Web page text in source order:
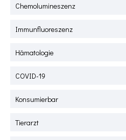
Chemolumineszenz
Immunfluoreszenz
Hämatologie
COVID-19
Konsumierbar
Tierarzt